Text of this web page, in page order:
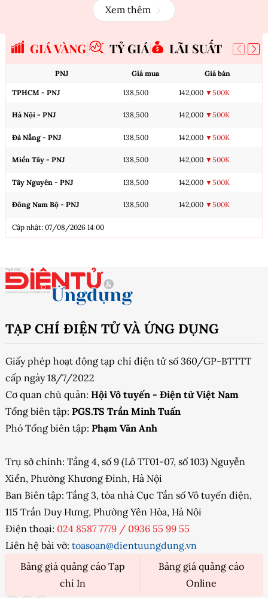
Xem thêm
GIÁ VÀNG TỶ GIÁ LÃI SUẤT
PNJ Giá mua Giá bán
TPHCM - PNJ 138,500 142,000 ▼500K
Hà Nội - PNJ 138,500 142,000 ▼500K
Đà Nẵng - PNJ 138,500 142,000 ▼500K
Miền Tây - PNJ 138,500 142,000 ▼500K
Tây Nguyên - PNJ 138,500 142,000 ▼500K
Đông Nam Bộ - PNJ 138,500 142,000 ▼500K
Cập nhật: 07/08/2026 14:00
TẠP CHÍ ĐIỆN TỬ VÀ ỨNG DỤNG
Giấy phép hoạt động tạp chí điện tử số 360/GP-BTTTT
cấp ngày 18/7/2022
Cơ quan chủ quản: Hội Vô tuyến - Điện tử Việt Nam
Tổng biên tập: PGS.TS Trần Minh Tuấn
Phó Tổng biên tập: Phạm Văn Anh
Trụ sở chính: Tầng 4, số 9 (Lô TT01-07, số 103) Nguyễn
Xiển, Phường Khương Đình, Hà Nội
Ban Biên tập: Tầng 3, tòa nhà Cục Tần số Vô tuyến điện,
115 Trần Duy Hưng, Phường Yên Hòa, Hà Nội
Điện thoại: 024 8587 7779 / 0936 55 99 55
Liên hệ bài vở: toasoan@dientuungdung.vn
Bảng giá quảng cáo Tạp
chí In
Bảng giá quảng cáo
Online